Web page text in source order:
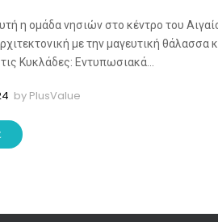
η ομάδα νησιών στο κέντρο του
με την μαγευτική
Κυκλάδες: Εντυπωσιακά...
by PlusValue